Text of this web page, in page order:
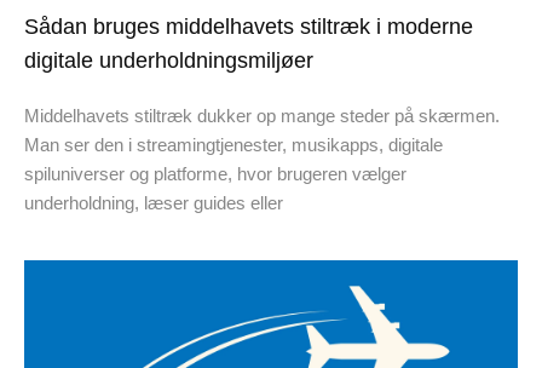
Sådan bruges middelhavets stiltræk i moderne
digitale underholdningsmiljøer
Middelhavets stiltræk dukker op mange steder på skærmen.
Man ser den i streamingtjenester, musikapps, digitale
spiluniverser og platforme, hvor brugeren vælger
underholdning, læser guides eller